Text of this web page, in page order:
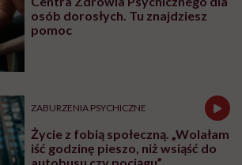
osób dorosłych. Tu znajdziesz
pomoc
ZABURZENIA PSYCHICZNE
Życie z fobią społeczną. „Wolałam
iść godzinę pieszo, niż wsiąść do
autobusu czy pociągu”